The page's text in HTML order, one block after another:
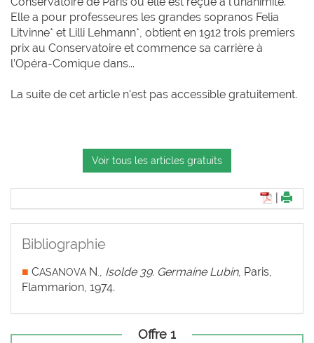
Elle a pour professeures les grandes sopranos Felia
Litvinne* et Lilli Lehmann*, obtient en 1912 trois premiers
prix au Conservatoire et commence sa carrière à
l’Opéra-Comique dans...
La suite de cet article n'est pas accessible gratuitement.
Voir tous les articles gratuits
Bibliographie
■ CASANOVA N., Isolde 39. Germaine Lubin, Paris,
Flammarion, 1974.
Offre 1